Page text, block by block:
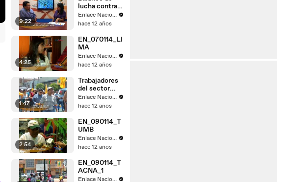
9:22
lucha contra
el
narcotrafico
Enlace Nacional
hace 12 años
4:25
EN_070114_LI
MA
Enlace Nacional
hace 12 años
1:47
Trabajadores
del sector
judicial de
Tacna acatan
Enlace Nacional
hace 12 años
2:54
EN_090114_T
UMB
Enlace Nacional
hace 12 años
EN_090114_T
ACNA_1
Enlace Nacional